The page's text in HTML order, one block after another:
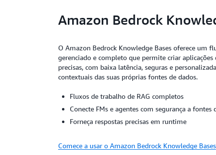
Amazon Bedrock
O Amazon Bedrock Knowledge Bases oferece um
gerenciado e completo que permite criar
precisas, com baixa latência, seguras e
contextuais das suas próprias fontes de dados.
Fluxos de trabalho de RAG completos
Conecte FMs e agentes com segurança a fontes
Forneça respostas precisas em runtime
Comece a usar o Amazon Bedrock Knowledge Bases